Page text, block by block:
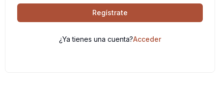
Regístrate
¿Ya tienes una cuenta?Acceder